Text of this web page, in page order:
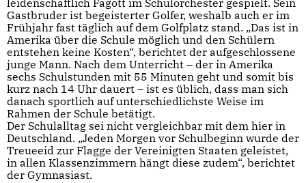
leidenschaftlich Fagott im Schulorchester gespielt. Sein
Gastbruder ist begeisterter Golfer, weshalb auch er im
Frühjahr fast täglich auf dem Golfplatz stand. „Das ist in
Amerika über die Schule möglich und den Schülern
entstehen keine Kosten“, berichtet der aufgeschlossene
junge Mann. Nach dem Unterricht – der in Amerika
sechs Schulstunden mit 55 Minuten geht und somit bis
kurz nach 14 Uhr dauert – ist es üblich, dass man sich
danach sportlich auf unterschiedlichste Weise im
Rahmen der Schule betätigt.
Der Schulalltag sei nicht vergleichbar mit dem hier in
Deutschland. „Jeden Morgen vor Schulbeginn wurde der
Treueeid zur Flagge der Vereinigten Staaten geleistet,
in allen Klassenzimmern hängt diese zudem“, berichtet
der Gymnasiast.